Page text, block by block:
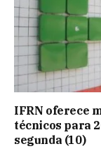
IFRN oferece
técnicos para
segunda (10)